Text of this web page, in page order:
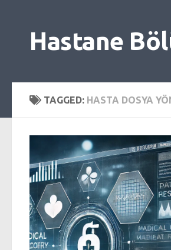
Hastane
TAGGED: HASTA DOSYA